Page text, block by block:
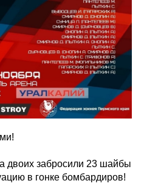
двоих забросили 23 шайбы
в гонке бомбардиров!